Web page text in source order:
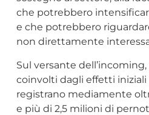
che potrebbero
e che potrebbero
non direttamente
Sul versante
coinvolti dagli effetti
registrano mediamente
e più di 2,5 milioni di